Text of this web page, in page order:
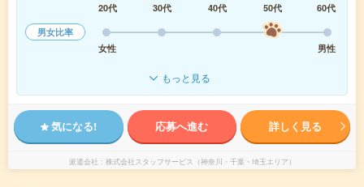
20代 30代 40代 50代
60代
男女比率
女性
男性
もっと見る
気になる! 応募へ進む 詳しく見る
派遣会社 株式会社スタッフサービス（神奈川・千葉・埼玉エリア）